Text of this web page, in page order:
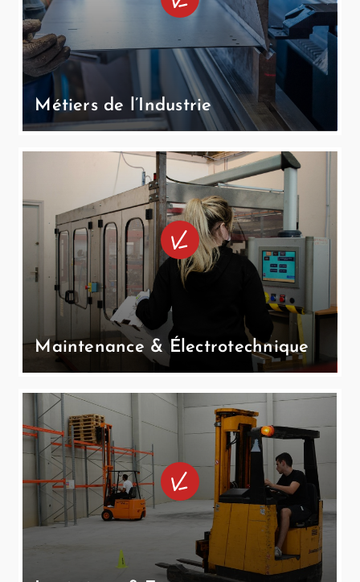
Métiers de l’Industrie
Maintenance & Électrotechnique